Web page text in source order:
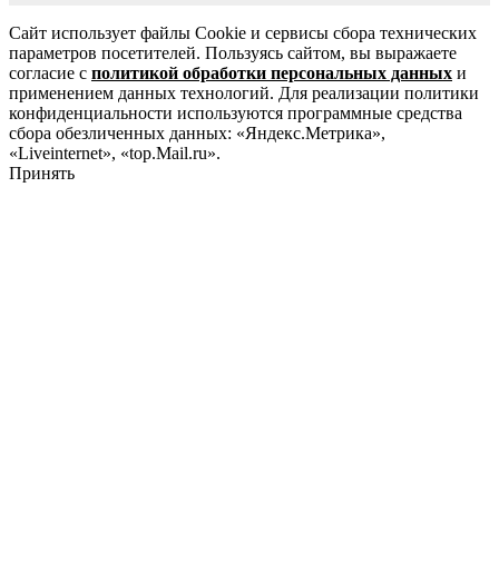
Сайт использует файлы Cookie и сервисы сбора технических
параметров посетителей. Пользуясь сайтом, вы выражаете
согласие с политикой обработки персональных данных и
применением данных технологий. Для реализации политики
конфиденциальности используются программные средства
сбора обезличенных данных: «Яндекс.Метрика»,
«Liveinternet», «top.Mail.ru».
Принять